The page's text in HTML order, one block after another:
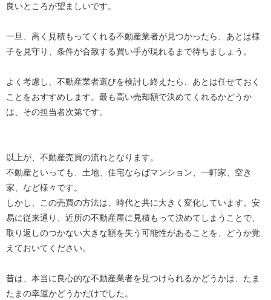
良いところが望ましいです。
一旦、高く見積もってくれる不動産業者が見つかったら、あとは様
子を見守り、条件が合致する買い手が現れるまで待ちましょう。
よく考慮し、不動産業者選びを検討し終えたら、あとは任せておく
ことをおすすめします。最も高い売却額で決めてくれるかどうか
は、その担当者次第です。
以上が、不動産売買の流れとなります。
不動産といっても、土地、住宅ならばマンション、一軒家、空き
家、など様々です。
しかし、この売買の方法は、時代と共に大きく変化しています。安
易に従来通り、近所の不動産屋に見積もって決めてしまうことで、
取り返しのつかない大きな額を失う可能性があることを、どうか覚
えておいてください。
昔は、本当に良心的な不動産業者を見つけられるかどうかは、たま
たまの幸運かどうかだけでした。